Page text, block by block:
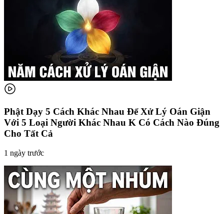
Phật Dạy 5 Cách Khác Nhau Để Xử Lý Oán Giận
Với 5 Loại Người Khác Nhau K Có Cách Nào Đúng
Cho Tất Cả
1 ngày trước